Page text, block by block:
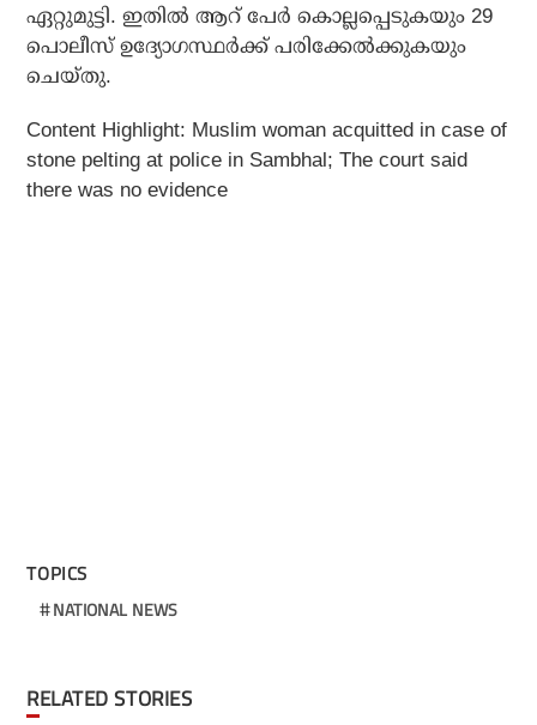
ഏറ്റുമുട്ടി. ഇതിൽ ആറ് പേർ കൊല്ലപ്പെടുകയും 29
പൊലീസ് ഉദ്യോഗസ്ഥർക്ക് പരിക്കേൽക്കുകയും
ചെയ്തു.
Content Highlight: Muslim woman acquitted in case of
stone pelting at police in Sambhal; The court said
there was no evidence
TOPICS
NATIONAL NEWS
RELATED STORIES